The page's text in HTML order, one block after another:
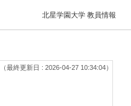
北星学園大学 教員情報
（最終更新日 : 2026-04-27 10:34:04）